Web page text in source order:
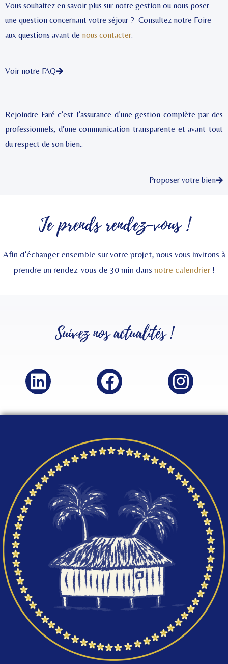
Vous souhaitez en savoir plus sur notre gestion ou nous poser
une question concernant votre séjour ? Consultez notre Foire
aux questions avant de nous contacter.
Voir notre FAQ
Rejoindre Faré c’est l’assurance d’une gestion complète par des
professionnels, d’une communication transparente et avant tout
du respect de son bien..
Proposer votre bien
Je prends rendez-vous !
Afin d’échanger ensemble sur votre projet, nous vous invitons à
prendre un rendez-vous de 30 min dans notre calendrier!
Suivez nosactualités !